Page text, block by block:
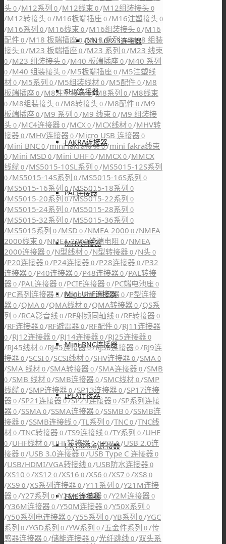
DIN1.0/2.3连接器
SHV连接器
FAKRA连接器
PAL连接器
MHV连接器
Mini UHF连接器
Mini BNC连接器
IPEX连接器
L9(1.6/5.6)连接器
FME连接器
头 0/M12系列 0/M12线束 0/M12组装接头 0
/M12转接头 0/M16板端插座0/M16注塑接头 0
/M16系列 0/M16线束 0/M16组装接头 0/M16
配件0/M18 板端插座0/M18 系列0/M18 组装
接头 0/M23 板端插座0/M23 系列 0/M23 线束
0/M23 组装接头 0/M40 板端插座0/M40 系列
0/M40 组装接头 0/M5板端插座0/M5注塑线
材0/M5系列 0/M5组装线材0/M5配件0/M8
板端插座0/M8注塑接头0/M8系列 0/M8线束
0/M8组装接头 0/M8转接头 0/M8配件0/M9
板端插座0/M9 系列 0/M9 线束 0/M9 组装接
头 0/MC4连接器0/MCX0/MCX线材0/MHV转
接器0/MHV连接器0/Micro USB 连接器0
/Mini BNC0/mini fakra接头0/mini fakra线束
0/Mini MSD 0/Mini UHF0/MMCX0/MMCX
线缆 0/MS5015-10SL系列 0/MS5015-12S系列
0/MS5015-14S系列 0/MS5015-16S系列 0
/MS5015-16系列 0/MS5015-18系列 0
/MS5015-20系列 0/MS5015-22系列 0
/MS5015-24系列 0/MS5015-28系列 0
/MS5015-32系列 0/MS5015-36系列 0
/MS5015系列 0/MSD 0/NMEA 2000 0/NMEA
2000线束 0/NMEA 2000终端电阻 0/NMEA
2000连接器0/N型线材0/N型转接器0/N头 0
/P20连接器0/P24连接器0/P28连接器0/P32
连接器0/P40连接器0/P48连接器0/PAL转接
器0/PAL连接器0/PCIE连接器0/PC端电池座0
/PC系列连接器0/Pogo Pin 连接器0/P型连接
器0/QMA0/QMA线材0/QMA转接器0/QS系
列 0/RCA影音线 0/RF射频同轴线 0/RF转接器0
/RF连接器0/RF避雷器0/RF配件0/RJ11连接器
0/RJ12连接器0/RJ14连接器0/RJ25连接器0
/RJ45线材0/RJ45连接器0/RJ50连接器0/RJ9连
接器0/SCSI0/SCSI线材0/SHV连接器0/SMA0
/SMA 线材0/SMA转接器0/SMA连接器0/SMB
0/SMB 线材0/SMB连接器0/SMC线材0/SMP
线缆 0/SMP连接器0/SP13连接器0/SP17连接
器0/SP21连接器0/SP29连接器0/SP系列连接
器0/SSMA0/SSMA连接器0/SSMB 0/SSMB连
接器0/SSMB连接线 0/TL系列 0/TNC0/TNC线
材0/TNC转接器0/TS9连接线 0/TY系列 0/UHF
0/UHF线材0/UHF转接器0/USB0/USB 2.0连
接器0/USB 3.0连接器0/USB Type C 连接器0
/USB/HDMI/VGA转接线 0/USB防水连接器0
/XS10 0/XS12 0/XS16 0/XS6 0/XS7 0/XS8 0
/XS9 0/XS系列连接器0/Y11系列 0/Y21M连接
器0/Y27系列 0/Y28M连接器0/Y2M连接器0
/Y36M连接器0/Y50M连接器0/Y50X系列 0
/Y50系列电连接器0/Y55系列 0/YB系列 0/YGC
系列 0/YGD系列 0/YW系列 0/五金件系列 0/传
感器连接器0/储能连接器0/光纤跳线 0/双头系